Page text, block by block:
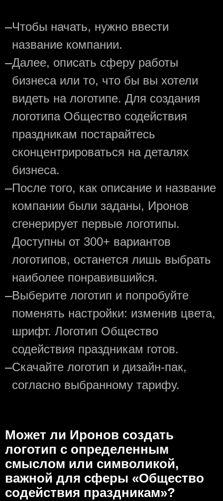
—Чтобы начать, нужно ввести
название компании.
—Далее, описать сферу работы
бизнеса или то, что бы вы хотели
видеть на логотипе. Для создания
логотипа Общество содействия
праздникам постарайтесь
сконцентрироваться на деталях
бизнеса.
—После того, как описание и название
компании были заданы, Иронов
сгенерирует первые логотипы.
Доступны от 300+ вариантов
логотипов, останется лишь выбрать
наиболее понравившийся.
—Выберите логотип и попробуйте
поменять настройки: изменив цвета,
шрифт. Логотип Общество
содействия праздникам готов.
—Скачайте логотип и дизайн-пак,
согласно выбранному тарифу.
Может ли Иронов создать
логотип с определeнным
смыслом или символикой,
важной для сферы «Общество
содействия праздникам»?